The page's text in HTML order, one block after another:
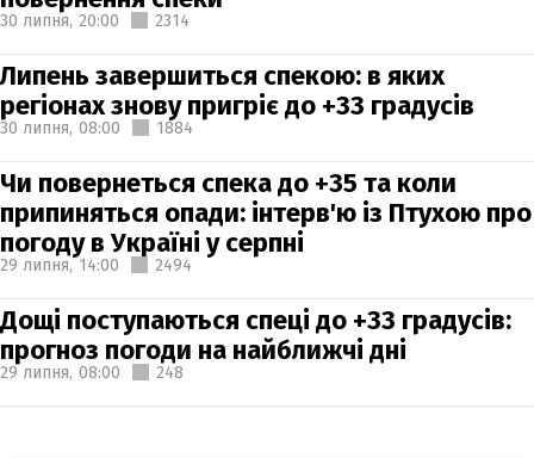
30 липня, 20:00 2314
Липень завершиться спекою: в яких
регіонах знову пригріє до +33 градусів
30 липня, 08:00 1884
Чи повернеться спека до +35 та коли
припиняться опади: інтерв'ю із Птухою про
погоду в Україні у серпні
29 липня, 14:00 2494
Дощі поступаються спеці до +33 градусів:
прогноз погоди на найближчі дні
29 липня, 08:00 248